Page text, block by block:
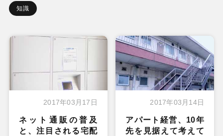
知識
2017年03月17日
ネット通販の普及
と、注目される宅配
2017年03月14日
アパート経営、10年
先を見据えて考えて